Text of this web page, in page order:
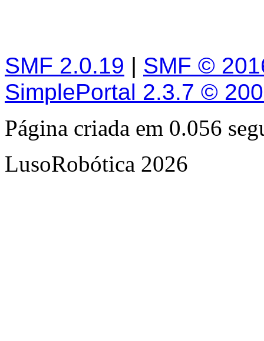
SMF 2.0.19 | SMF ©
SimplePortal 2.3.7 ©
Página criada em 0.056
LusoRobótica 2026